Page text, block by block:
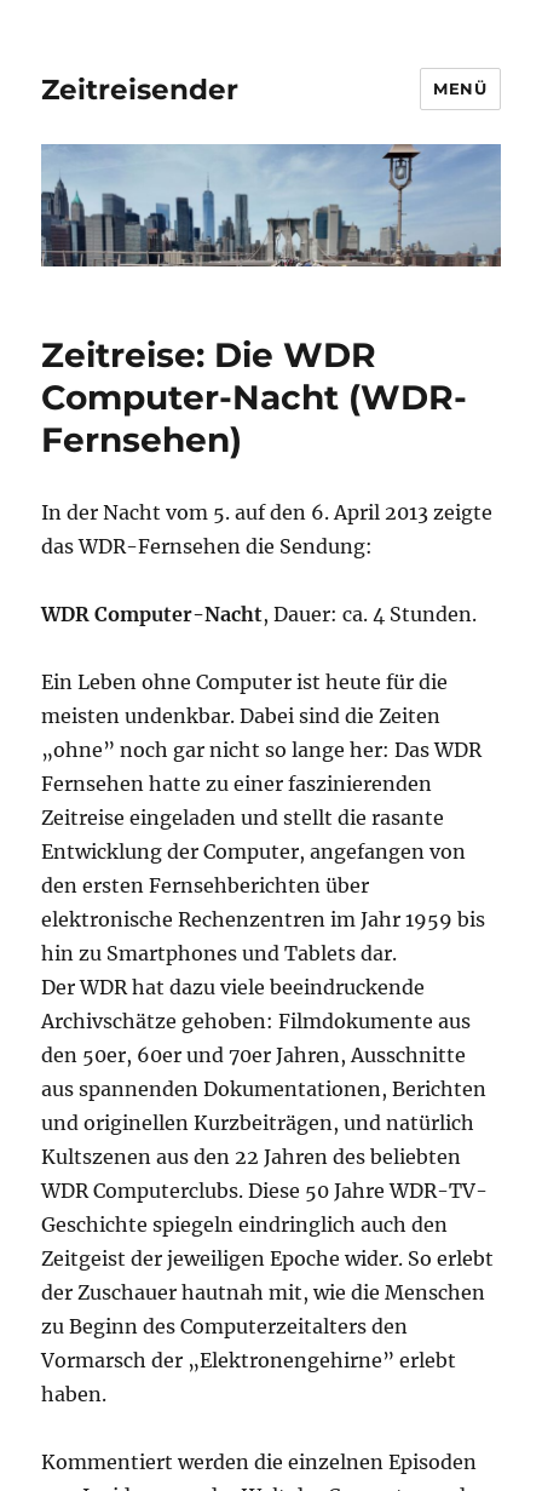
Zeitreisender MENÜ
Zeitreise: Die WDR
Computer-Nacht (WDR-
Fernsehen)
In der Nacht vom 5. auf den 6. April 2013 zeigte
das WDR-Fernsehen die Sendung:
WDR Computer-Nacht, Dauer: ca. 4 Stunden.
Ein Leben ohne Computer ist heute für die
meisten undenkbar. Dabei sind die Zeiten
„ohne” noch gar nicht so lange her: Das WDR
Fernsehen hatte zu einer faszinierenden
Zeitreise eingeladen und stellt die rasante
Entwicklung der Computer, angefangen von
den ersten Fernsehberichten über
elektronische Rechenzentren im Jahr 1959 bis
hin zu Smartphones und Tablets dar.
Der WDR hat dazu viele beeindruckende
Archivschätze gehoben: Filmdokumente aus
den 50er, 60er und 70er Jahren, Ausschnitte
aus spannenden Dokumentationen, Berichten
und originellen Kurzbeiträgen, und natürlich
Kultszenen aus den 22 Jahren des beliebten
WDR Computerclubs. Diese 50 Jahre WDR-TV-
Geschichte spiegeln eindringlich auch den
Zeitgeist der jeweiligen Epoche wider. So erlebt
der Zuschauer hautnah mit, wie die Menschen
zu Beginn des Computerzeitalters den
Vormarsch der „Elektronengehirne” erlebt
haben.
Kommentiert werden die einzelnen Episoden